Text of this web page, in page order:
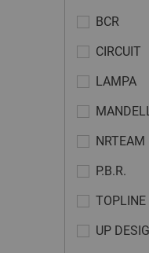
BCR
CIRCUIT
LAMPA
NRTEAM
P.B.R.
TOPLINE
UP